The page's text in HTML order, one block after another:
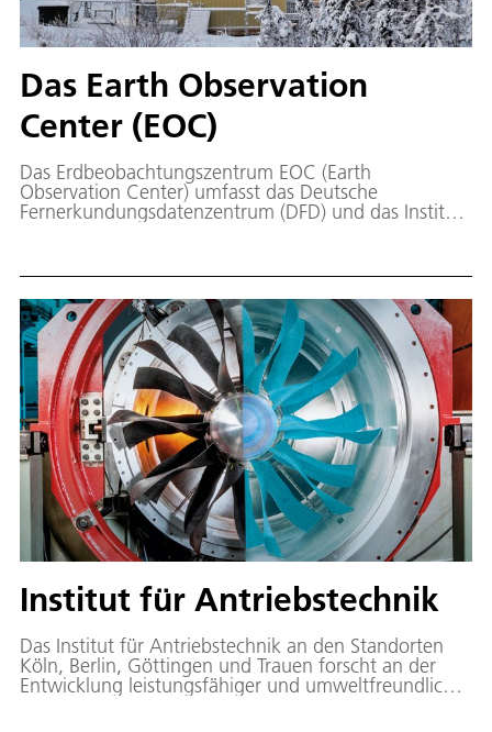
Das Earth Observation
Center (EOC)
Das Erdbeobachtungszentrum EOC (Earth
Observation Center) umfasst das Deutsche
Fernerkundungsdatenzentrum (DFD) und das Institut
der Forschungsstelle Bremen.
Institut für Antriebstechnik
Das Institut für Antriebstechnik an den Standorten
Köln, Berlin, Göttingen und Trauen forscht an der
Entwicklung leistungsfähiger und umweltfreundlicher